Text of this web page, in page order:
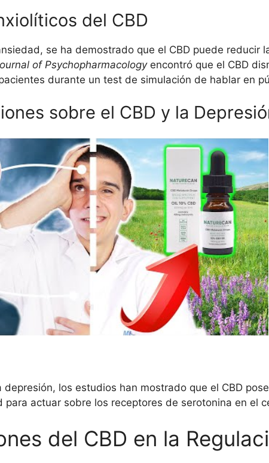
del CBD
se ha demostrado que el CBD puede
of Psychopharmacologyencontró que el CBD
durante un test de simulación de hablar en
sobre el CBD y la
depresión, los estudios han mostrado que el CBD
para actuar sobre los receptores de serotonina en el
del CBD en la